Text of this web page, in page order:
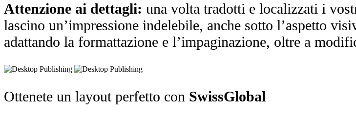
Attenzione ai dettagli: una volta tradotti e localizzati i
lascino un’impressione indelebile, anche sotto l’aspetto
adattando la formattazione e l’impaginazione, oltre a
Ottenete un layout perfetto con SwissGlobal